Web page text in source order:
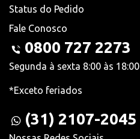
Status do Pedido
Fale Conosco
0800 727 2273
Segunda à sexta 8:00 às 18:00
*Exceto feriados
(31) 2107-2045